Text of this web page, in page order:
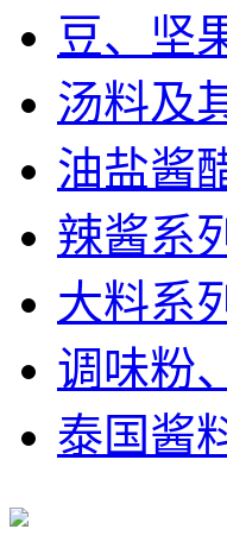
豆、坚
汤料及
油盐酱
辣酱系
大料系
调味粉
泰国酱